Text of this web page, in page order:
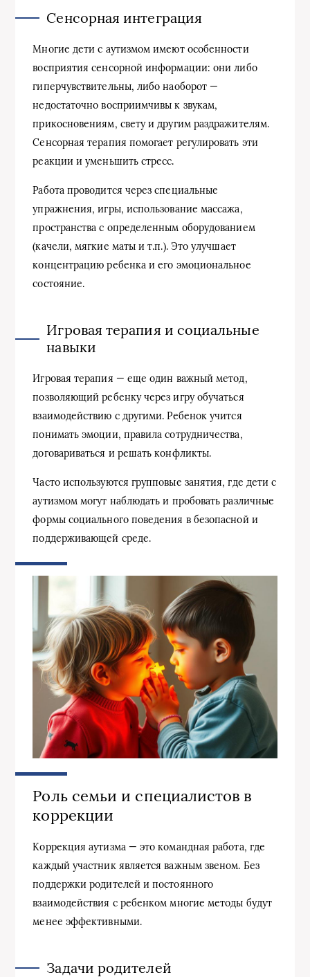
Сенсорная интеграция
Многие дети с аутизмом имеют особенности
восприятия сенсорной информации: они либо
гиперчувствительны, либо наоборот —
недостаточно восприимчивы к звукам,
прикосновениям, свету и другим раздражителям.
Сенсорная терапия помогает регулировать эти
реакции и уменьшить стресс.
Работа проводится через специальные
упражнения, игры, использование массажа,
пространства с определенным оборудованием
(качели, мягкие маты и т.п.). Это улучшает
концентрацию ребенка и его эмоциональное
состояние.
Игровая терапия и социальные
навыки
Игровая терапия — еще один важный метод,
позволяющий ребенку через игру обучаться
взаимодействию с другими. Ребенок учится
понимать эмоции, правила сотрудничества,
договариваться и решать конфликты.
Часто используются групповые занятия, где дети с
аутизмом могут наблюдать и пробовать различные
формы социального поведения в безопасной и
поддерживающей среде.
Роль семьи и специалистов в
коррекции
Коррекция аутизма — это командная работа, где
каждый участник является важным звеном. Без
поддержки родителей и постоянного
взаимодействия с ребенком многие методы будут
менее эффективными.
Задачи родителей